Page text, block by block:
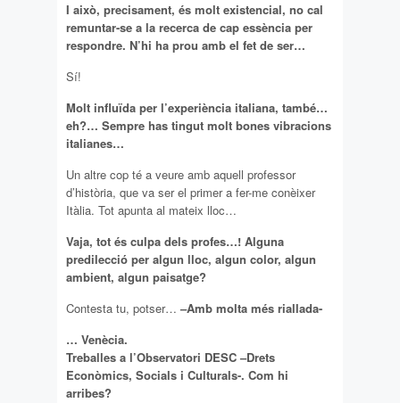
I això, precisament, és molt existencial, no cal
remuntar-se a la recerca de cap essència per
respondre. N’hi ha prou amb el fet de ser…
Sí!
Molt influïda per l’experiència italiana, també…
eh?… Sempre has tingut molt bones vibracions
italianes…
Un altre cop té a veure amb aquell professor
d’història, que va ser el primer a fer-me conèixer
Itàlia. Tot apunta al mateix lloc…
Vaja, tot és culpa dels profes…! Alguna
predilecció per algun lloc, algun color, algun
ambient, algun paisatge?
Contesta tu, potser… –Amb molta més riallada-
… Venècia.
Treballes a l’Observatori DESC –Drets
Econòmics, Socials i Culturals-. Com hi
arribes?